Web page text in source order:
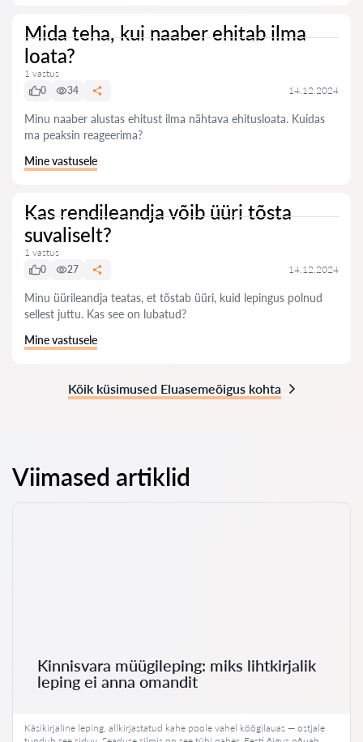
Mida teha, kui naaber ehitab ilma
loata?
1 vastus
0
34 14.12.2024
Minu naaber alustas ehitust ilma nähtava ehitusloata. Kuidas
ma peaksin reageerima?
Mine vastusele
Kas rendileandja võib üüri tõsta
suvaliselt?
1 vastus
0
27 14.12.2024
Minu üürileandja teatas, et tõstab üüri, kuid lepingus polnud
sellest juttu. Kas see on lubatud?
Mine vastusele
Kõik küsimused Eluasemeõigus kohta
Viimased artiklid
Kinnisvara müügileping: miks lihtkirjalik
leping ei anna omandit
Käsikirjaline leping, allkirjastatud kahe poole vahel köögilauas — ostjale